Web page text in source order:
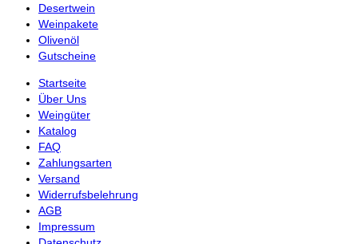
Desertwein
Weinpakete
Olivenöl
Gutscheine
Startseite
Über Uns
Weingüter
Katalog
FAQ
Zahlungsarten
Versand
Widerrufsbelehrung
AGB
Impressum